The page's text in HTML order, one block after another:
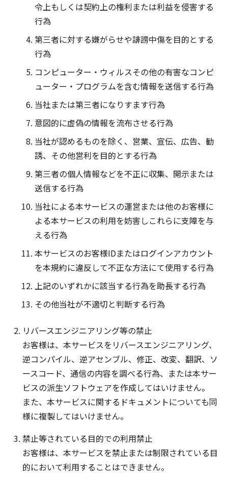
令上もしくは契約上の権利または利益を侵害する
行為
第三者に対する嫌がらせや誹謗中傷を目的とする
行為
コンピューター・ウィルスその他の有害なコンピ
ューター・プログラムを含む情報を送信する行為
当社または第三者になりすます行為
意図的に虚偽の情報を流布させる行為
当社が認めるものを除く、営業、宣伝、広告、勧
誘、その他営利を目的とする行為
第三者の個人情報などを不正に収集、開示または
送信する行為
当社による本サービスの運営または他のお客様に
よる本サービスの利用を妨害しこれらに支障を与
える行為
本サービスのお客様IDまたはログインアカウント
を本規約に違反して不正な方法にて使用する行為
上記のいずれかに該当する行為を助長する行為
その他当社が不適切と判断する行為
リバースエンジニアリング等の禁止
お客様は、本サービスをリバースエンジニアリング、
逆コンパイル、逆アセンブル、修正、改変、翻訳、ソ
ースコード、通信の内容を調べる行為、または本サー
ビスの派生ソフトウェアを作成してはいけません。
また、本サービスに関するドキュメントについても同
様に複製してはいけません。
禁止等されている目的での利用禁止
お客様は、本サービスを禁止または制限されている目
的において利用することはできません。